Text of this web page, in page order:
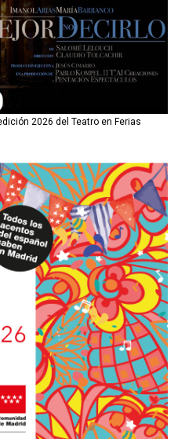
2026 del Teatro en Ferias